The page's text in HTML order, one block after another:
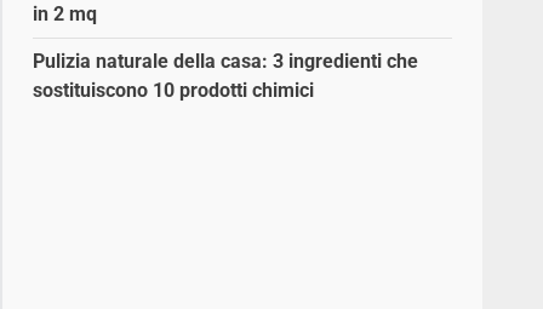
in 2 mq
Pulizia naturale della casa: 3 ingredienti che
sostituiscono 10 prodotti chimici